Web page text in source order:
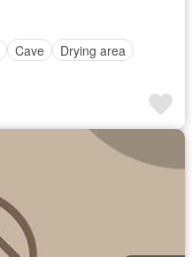
Cave
Drying area